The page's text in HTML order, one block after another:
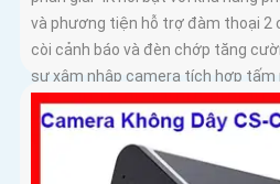
và phương tiện hỗ trợ đàm thoại 2
còi cảnh báo và đèn chớp tăng
sự xâm nhập camera tích hợp
và pin sạc đạt chuẩn IP65 chống
bền bỉ trong mọi điều kiện thời tiết.